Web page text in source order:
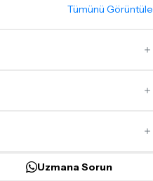
Tümünü Görüntüle
Uzmana Sorun